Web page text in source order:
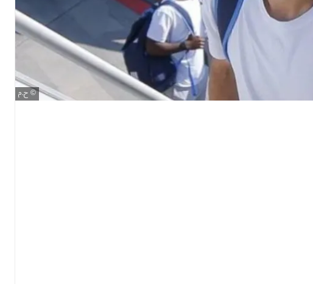
ح.م